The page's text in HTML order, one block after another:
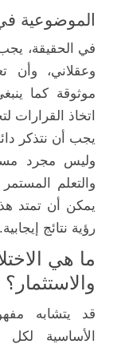
الموضوعية
في الحقيقة،
وعقلاني، وأن
موثوقة كما
اتخاذ القرارات
يجب أن نتذكر
وليس مجرد
والتعلم
يمكن أن تمتد
رؤية نتائج إيجابية.
ما هي
والاستثمار؟
قد يتشابه
الأساسية